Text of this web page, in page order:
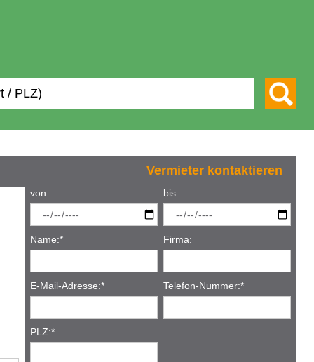
Vermieter kontaktieren
von: bis:
Name:* Firma:
E-Mail-Adresse:* Telefon-Nummer:*
PLZ:*